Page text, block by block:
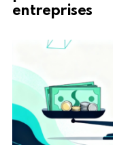
entreprises